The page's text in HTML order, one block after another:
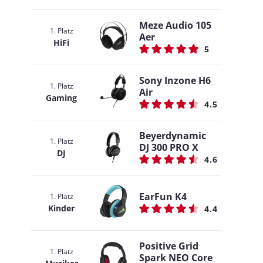
1. Platz
HiFi
Meze Audio 105
Aer
5
1. Platz
Gaming
Sony Inzone H6
Air
4.5
1. Platz
DJ
Beyerdynamic
DJ 300 PRO X
4.6
1. Platz
Kinder
EarFun K4
4.4
1. Platz
Positive Grid
Spark NEO Core